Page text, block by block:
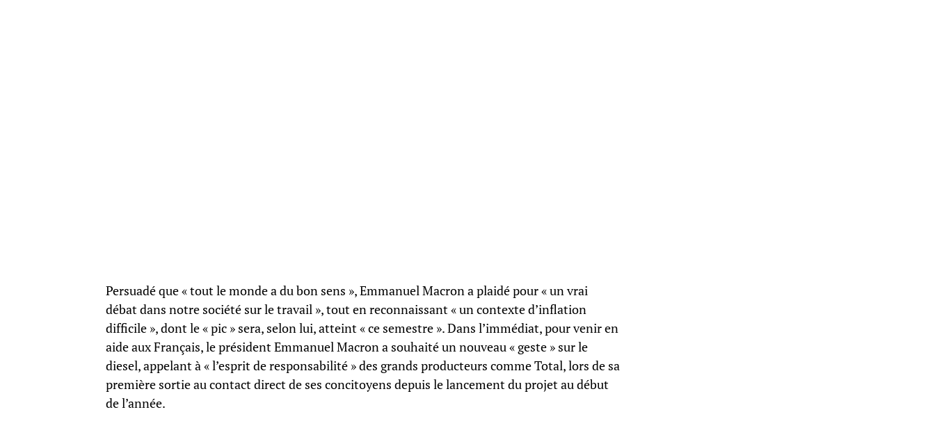
Persuadé que « tout le monde a du bon sens », Emmanuel Macron a plaidé pour « un vrai
débat dans notre société sur le travail », tout en reconnaissant « un contexte d’inflation
difficile », dont le « pic » sera, selon lui, atteint « ce semestre ». Dans l’immédiat, pour venir en
aide aux Français, le président Emmanuel Macron a souhaité un nouveau « geste » sur le
diesel, appelant à « l’esprit de responsabilité » des grands producteurs comme Total, lors de sa
première sortie au contact direct de ses concitoyens depuis le lancement du projet au début
de l’année.